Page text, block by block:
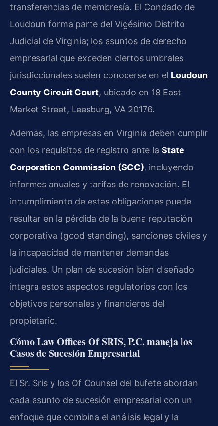
transferencias de membresía. El Condado de
Loudoun forma parte del Vigésimo Distrito
Judicial de Virginia; los asuntos de derecho
empresarial que exceden ciertos umbrales
jurisdiccionales suelen conocerse en el Loudoun
County Circuit Court, ubicado en 18 East
Market Street, Leesburg, VA 20176.
Además, las empresas en Virginia deben cumplir
con los requisitos de registro ante la State
Corporation Commission (SCC), incluyendo
informes anuales y tarifas de renovación. El
incumplimiento de estas obligaciones puede
resultar en la pérdida de la buena reputación
corporativa (good standing), sanciones civiles y
la incapacidad de mantener demandas
judiciales. Un plan de sucesión bien diseñado
integra estos aspectos regulatorios con los
objetivos personales y financieros del
propietario.
Cómo Law Offices Of SRIS, P.C. maneja los
Casos de Sucesión Empresarial
El Sr. Sris y los Of Counsel del bufete abordan
cada asunto de sucesión empresarial con un
enfoque que combina el análisis legal y la